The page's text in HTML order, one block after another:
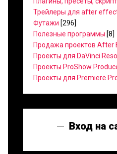
Трейлеры для after
Футажи [296]
Полезные программы [8]
Продажа проектов After
Проекты для DaVinci
Проекты ProShow
Проекты для Premiere
Вход на